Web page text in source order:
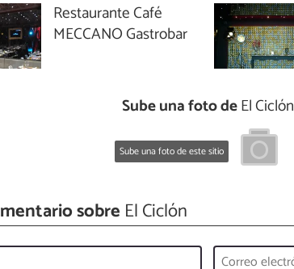
Restaurante Café
MECCANO Gastrobar
Sube una foto deEl Ciclón
Sube una foto de este sitio
sobre El Ciclón